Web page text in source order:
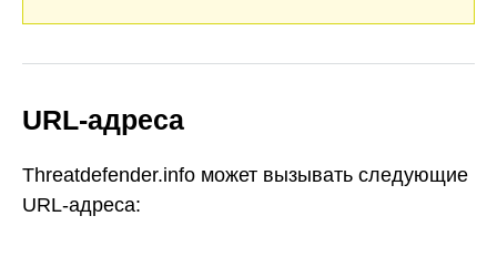
URL-адреса
Threatdefender.info может вызывать следующие
URL-адреса: